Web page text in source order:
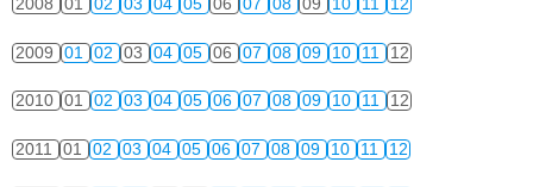
2008 01 02 03 04 05 06 07 08 09 10 11 12
2009 01 02 03 04 05 06 07 08 09 10 11 12
2010 01 02 03 04 05 06 07 08 09 10 11 12
2011 01 02 03 04 05 06 07 08 09 10 11 12